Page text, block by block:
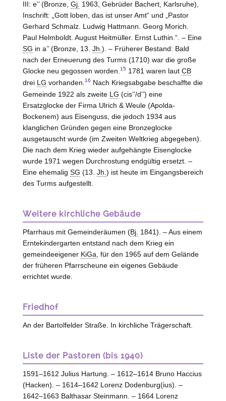
III: e’’ (Bronze, Gj. 1963, Gebrüder Bachert, Karlsruhe),
Inschrift: „Gott loben, das ist unser Amt“ und „Pastor
Gerhard Schmalz. Ludwig Hattmann. Georg Morich.
Paul Helmboldt. August Heitmüller. Ernst Luthin.“. – Eine
SG in a’’ (Bronze, 13. Jh. ). – Früherer Bestand: Bald
nach der Erneuerung des Turms (1710) war die große
Glocke neu gegossen worden. 151781 waren laut CB
drei LG vorhanden. 16 Nach Kriegsabgabe beschaffte die
Gemeinde 1922 als zweite LG (cis’’/d’’) eine
Ersatzglocke der Firma Ulrich & Weule (Apolda-
Bockenem) aus Eisenguss, die jedoch 1934 aus
klanglichen Gründen gegen eine Bronzeglocke
ausgetauscht wurde (im Zweiten Weltkrieg abgegeben).
Die nach dem Krieg wieder aufgehängte Eisenglocke
wurde 1971 wegen Durchrostung endgültig ersetzt. –
Eine ehemalig SG (13. Jh. ) ist heute im Eingangsbereich
des Turms aufgestellt.
Weitere kirchliche Gebäude
Pfarrhaus mit Gemeinderäumen (Bj. 1841). – Aus einem
Erntekindergarten entstand nach dem Krieg ein
gemeindeeigener KiGa , für den 1965 auf dem Gelände
der früheren Pfarrscheune ein eigenes Gebäude
errichtet wurde.
Friedhof
An der Bartolfelder Straße. In kirchliche Trägerschaft.
Liste der Pastoren (bis 1940)
1591–1612 Julius Hartung. – 1612–1614 Bruno Haccius
(Hacken). – 1614–1642 Lorenz Dodenburg(ius). –
1642–1663 Balthasar Steinmann. – 1664 Lorenz